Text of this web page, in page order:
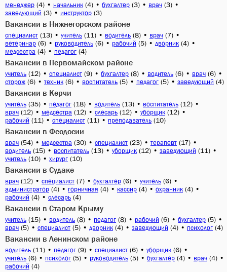
менеджер (4) • начальник (4) • бухгалтер (3) • врач (3) •
заведующий (3) • инструктор (3)
Вакансии в Нижнегорском районе
специалист (13) • учитель (11) • водитель (8) • врач (7) •
ветеринар (6) • руководитель (6) • рабочий (5) • дворник (4) •
медсестра (4) • педагог (4)
Вакансии в Первомайском районе
учитель (12) • специалист (9) • бухгалтер (8) • водитель (6) • врач (6) •
сторож (6) • техник (6) • воспитатель (5) • педагог (5) • заведующий (4)
Вакансии в Керчи
учитель (35) • педагог (18) • водитель (13) • воспитатель (12) •
врач (12) • медсестра (12) • слесарь (12) • уборщик (12) •
рабочий (11) • специалист (11) • преподаватель (10)
Вакансии в Феодосии
врач (54) • медсестра (30) • специалист (23) • терапевт (17) •
водитель (15) • воспитатель (13) • уборщик (12) • заведующий (11) •
учитель (10) • хирург (10)
Вакансии в Судаке
врач (12) • специалист (7) • бухгалтер (6) • учитель (6) •
администратор (4) • горничная (4) • кассир (4) • охранник (4) •
рабочий (4) • слесарь (4)
Вакансии в Старом Крыму
учитель (15) • водитель (8) • педагог (8) • рабочий (6) • бухгалтер (5) •
врач (5) • специалист (5) • дворник (4) • заведующий (4) • психолог (4)
Вакансии в Ленинском районе
водитель (11) • педагог (9) • специалист (6) • уборщик (6) •
учитель (6) • психолог (5) • руководитель (5) • бухгалтер (4) • врач (4) •
рабочий (4)